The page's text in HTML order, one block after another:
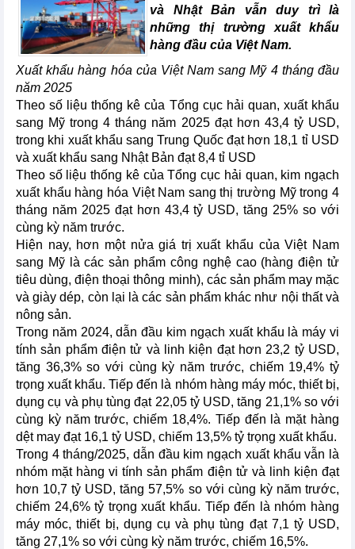
và Nhật Bản vẫn duy trì là
những thị trường xuất khẩu
hàng đầu của Việt Nam.
Xuất khẩu hàng hóa của Việt Nam sang Mỹ 4 tháng đầu
năm 2025
Theo số liệu thống kê của Tổng cục hải quan, xuất khẩu
sang Mỹ trong 4 tháng năm 2025 đạt hơn 43,4 tỷ USD,
trong khi xuất khẩu sang Trung Quốc đạt hơn 18,1 tỉ USD
và xuất khẩu sang Nhật Bản đạt 8,4 tỉ USD
Theo số liệu thống kê của Tổng cục hải quan, kim ngạch
xuất khẩu hàng hóa Việt Nam sang thị trường Mỹ trong 4
tháng năm 2025 đạt hơn 43,4 tỷ USD, tăng 25% so với
cùng kỳ năm trước.
Hiện nay, hơn một nửa giá trị xuất khẩu của Việt Nam
sang Mỹ là các sản phẩm công nghệ cao (hàng điện tử
tiêu dùng, điện thoại thông minh), các sản phẩm may mặc
và giày dép, còn lại là các sản phẩm khác như nội thất và
nông sản.
Trong năm 2024, dẫn đầu kim ngạch xuất khẩu là máy vi
tính sản phẩm điện tử và linh kiện đạt hơn 23,2 tỷ USD,
tăng 36,3% so với cùng kỳ năm trước, chiếm 19,4% tỷ
trọng xuất khẩu. Tiếp đến là nhóm hàng máy móc, thiết bị,
dụng cụ và phụ tùng đạt 22,05 tỷ USD, tăng 21,1% so với
cùng kỳ năm trước, chiếm 18,4%. Tiếp đến là mặt hàng
dệt may đạt 16,1 tỷ USD, chiếm 13,5% tỷ trọng xuất khẩu.
Trong 4 tháng/2025, dẫn đầu kim ngạch xuất khẩu vẫn là
nhóm mặt hàng vi tính sản phẩm điện tử và linh kiện đạt
hơn 10,7 tỷ USD, tăng 57,5% so với cùng kỳ năm trước,
chiếm 24,6% tỷ trọng xuất khẩu. Tiếp đến là nhóm hàng
máy móc, thiết bị, dụng cụ và phụ tùng đạt 7,1 tỷ USD,
tăng 27,1% so với cùng kỳ năm trước, chiếm 16,5%.